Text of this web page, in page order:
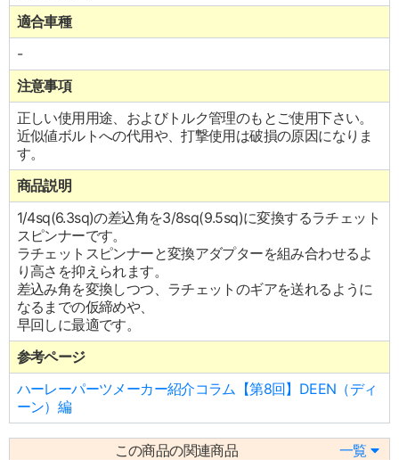
適合車種
-
注意事項
正しい使用用途、およびトルク管理のもとご使用下さい。
近似値ボルトへの代用や、打撃使用は破損の原因になりま
す。
商品説明
1/4sq(6.3sq)の差込角を3/8sq(9.5sq)に変換するラチェット
スピンナーです。
ラチェットスピンナーと変換アダプターを組み合わせるよ
り高さを抑えられます。
差込み角を変換しつつ、ラチェットのギアを送れるように
なるまでの仮締めや、
早回しに最適です。
参考ページ
ハーレーパーツメーカー紹介コラム【第8回】DEEN（ディ
ーン）編
この商品の関連商品 一覧